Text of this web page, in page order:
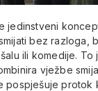
jedinstveni
bez razloga,
ili komedije. To
vježbe
pospješuje protok